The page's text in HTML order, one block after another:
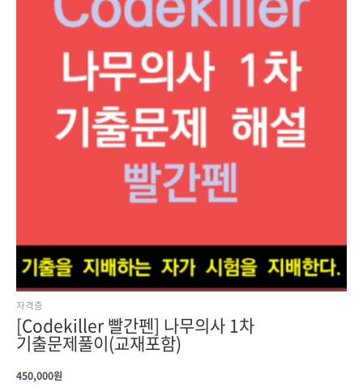
자격증
[Codekiller 빨간펜] 나무의사 1차
기출문제풀이(교재포함)
450,000원